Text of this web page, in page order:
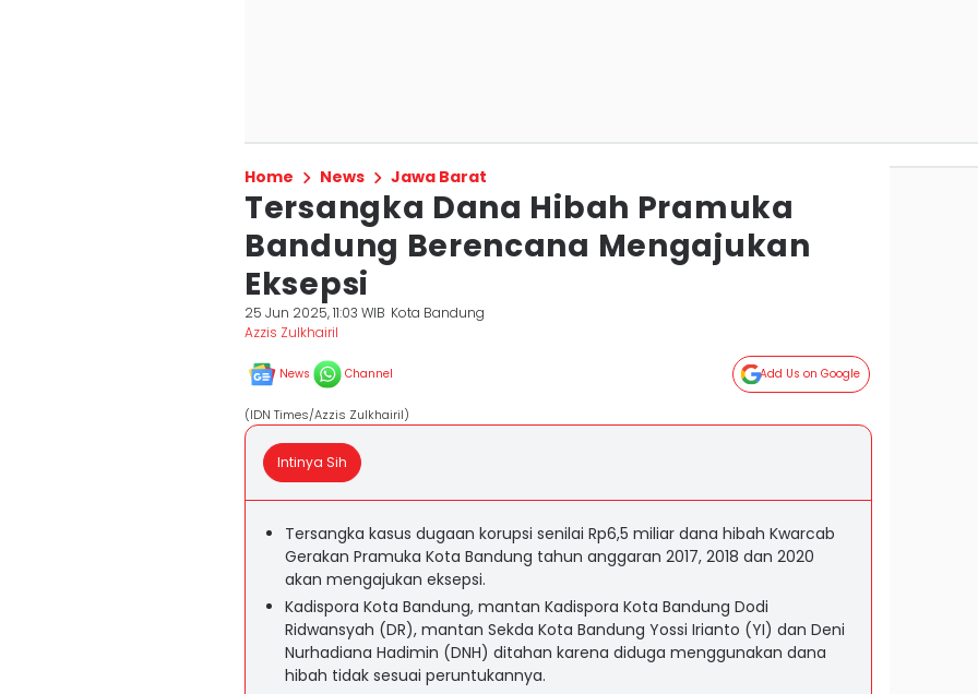
Home News Jawa Barat
Tersangka Dana Hibah Pramuka
Bandung Berencana Mengajukan
Eksepsi
25 Jun 2025, 11:03 WIB Kota Bandung
Azzis Zulkhairil
News Channel Add Us on Google
(IDN Times/Azzis Zulkhairil)
Intinya Sih
Tersangka kasus dugaan korupsi senilai Rp6,5 miliar dana hibah Kwarcab
Gerakan Pramuka Kota Bandung tahun anggaran 2017, 2018 dan 2020
akan mengajukan eksepsi.
Kadispora Kota Bandung, mantan Kadispora Kota Bandung Dodi
Ridwansyah (DR), mantan Sekda Kota Bandung Yossi Irianto (YI) dan Deni
Nurhadiana Hadimin (DNH) ditahan karena diduga menggunakan dana
hibah tidak sesuai peruntukannya.